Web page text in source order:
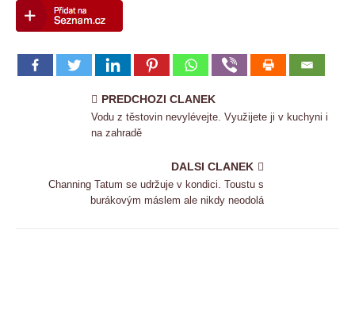
PREDCHOZI CLANEK
Vodu z těstovin nevylévejte. Využijete ji v kuchyni i
na zahradě
DALSI CLANEK
Channing Tatum se udržuje v kondici. Toustu s
burákovým máslem ale nikdy neodolá